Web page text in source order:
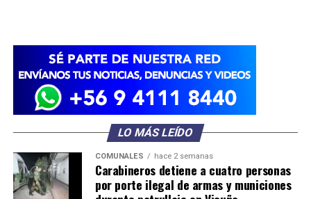
LO MÁS LEÍDO
COMUNALES hace 2 semanas
Carabineros detiene a cuatro personas
por porte ilegal de armas y municiones